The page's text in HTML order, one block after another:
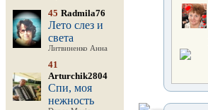
45 Radmila76
Лето слез и
света
Литвиненко Анна
41
Arturchik2804
Спи, моя
нежность